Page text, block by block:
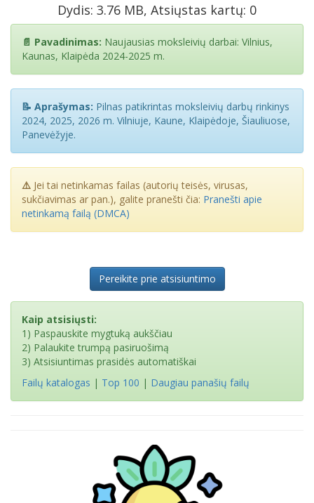
Dydis: 3.76 MB, Atsiųstas kartų: 0
📄 Pavadinimas: Naujausias moksleivių darbai: Vilnius,
Kaunas, Klaipėda 2024-2025 m.
📝 Aprašymas: Pilnas patikrintas moksleivių darbų rinkinys
2024, 2025, 2026 m. Vilniuje, Kaune, Klaipėdoje, Šiauliuose,
Panevėžyje.
⚠️ Jei tai netinkamas failas (autorių teisės, virusas,
sukčiavimas ar pan.), galite pranešti čia: Pranešti apie
netinkamą failą (DMCA)
Pereikite prie atsisiuntimo
Kaip atsisiųsti:
1) Paspauskite mygtuką aukščiau
2) Palaukite trumpą pasiruošimą
3) Atsisiuntimas prasidės automatiškai
Failų katalogas | Top 100 | Daugiau panašių failų